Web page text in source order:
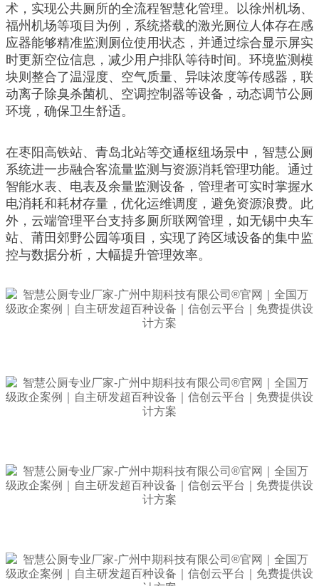
术，实现公共厕所的全流程智慧化管理。以徐州机场、
福州机场等项目为例，系统搭载的激光厕位人体存在感
应器能够精准监测厕位使用状态，并通过综合显示屏实
时更新空位信息，减少用户排队等待时间。环境监测模
块则整合了温湿度、空气质量、异味浓度等传感器，联
动离子除臭杀菌机、空调控制器等设备，动态调节公厕
环境，确保卫生舒适。
在枣阳高铁站、青岛北站等交通枢纽场景中，智慧公厕
系统进一步融合客流量监测与资源消耗管理功能。通过
智能水表、电表及余量监测设备，管理者可实时掌握水
电消耗和耗材存量，优化运维调度，避免资源浪费。此
外，云端管理平台支持多厕所联网管理，如无锡中央车
站、莆田郊野公园等项目，实现了跨区域设备的集中监
控与数据分析，大幅提升管理效率。